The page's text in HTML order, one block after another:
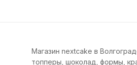
Магазин nextcake в
топперы, шоколад, формы,